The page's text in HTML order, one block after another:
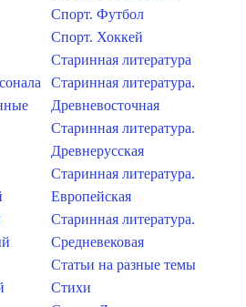
Спорт. Футбол
Спорт. Хоккей
Старинная литература
Старинная литература.
Древневосточная
Старинная литература.
Древнерусская
Старинная литература.
Европейская
Старинная литература.
Средневековая
Статьи на разные темы
Стихи